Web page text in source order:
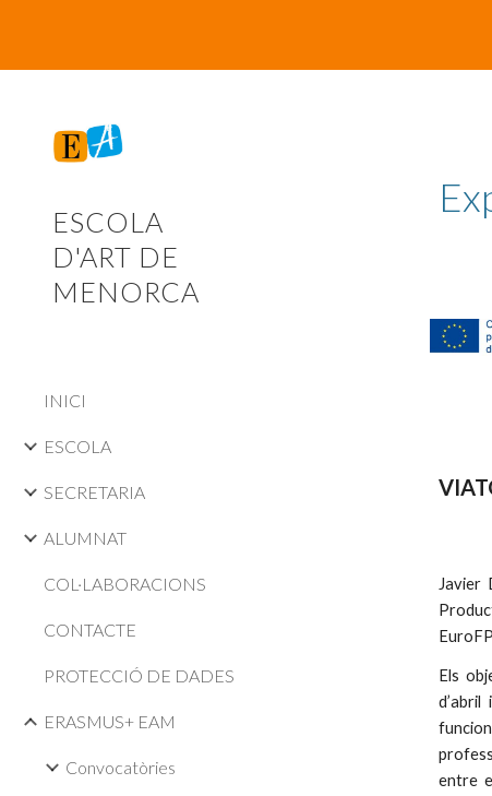
ESCOLA
D'ART DE
MENORCA
INICI
ESCOLA
SECRETARIA
ALUMNAT
COL·LABORACIONS
CONTACTE
PROTECCIÓ DE DADES
ERASMUS+ EAM
Convocatòries
Javier
Els
entre